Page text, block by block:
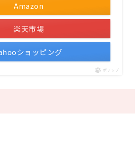
Amazon
楽天市場
ショッピング
ポチップ